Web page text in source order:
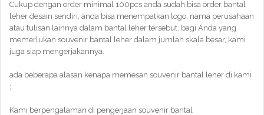
Cukup dengan order minimal 100pcs anda sudah bisa order bantal
leher desain sendiri, anda bisa menempatkan logo, nama perusahaan
atau tulisan lainnya dalam bantal leher tersebut. bagi Anda yang
memerlukan souvenir bantal leher dalam jumlah skala besar, kami
juga siap mengerjakannya.
ada beberapa alasan kenapa memesan souvenir bantal leher di kami
;
Kami berpengalaman di pengerjaan souvenir bantal